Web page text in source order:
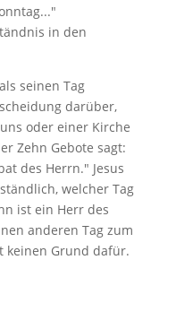
in den
seinen Tag
darüber,
oder einer Kirche
Zehn Gebote sagt:
des Herrn." Jesus
welcher Tag
ist ein Herr des
anderen Tag zum
keinen Grund dafür.